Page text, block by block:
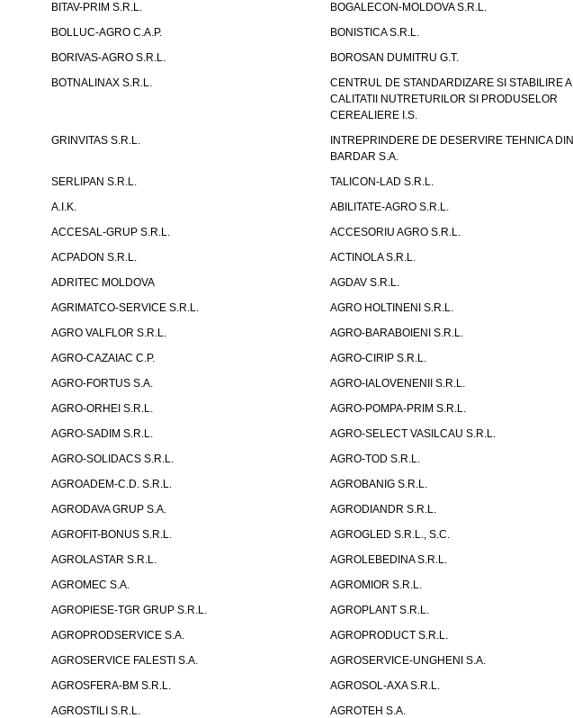
BITAV-PRIM S.R.L.
BOGALECON-MOLDOVA S.R.L.
BOLLUC-AGRO C.A.P.
BONISTICA S.R.L.
BORIVAS-AGRO S.R.L.
BOROSAN DUMITRU G.T.
BOTNALINAX S.R.L.
CENTRUL DE STANDARDIZARE SI STABILIRE A
CALITATII NUTRETURILOR SI PRODUSELOR
CEREALIERE I.S.
GRINVITAS S.R.L.
INTREPRINDERE DE DESERVIRE TEHNICA DIN
BARDAR S.A.
SERLIPAN S.R.L. TALICON-LAD S.R.L.
A.I.K.
ABILITATE-AGRO S.R.L.
ACCESAL-GRUP S.R.L.
ACCESORIU AGRO S.R.L.
ACPADON S.R.L.
ACTINOLA S.R.L.
ADRITEC MOLDOVA
AGDAV S.R.L.
AGRIMATCO-SERVICE S.R.L.
AGRO HOLTINENI S.R.L.
AGRO VALFLOR S.R.L.
AGRO-BARABOIENI S.R.L.
AGRO-CAZAIAC C.P.
AGRO-CIRIP S.R.L.
AGRO-FORTUS S.A.
AGRO-IALOVENENII S.R.L.
AGRO-ORHEI S.R.L.
AGRO-POMPA-PRIM S.R.L.
AGRO-SADIM S.R.L.
AGRO-SELECT VASILCAU S.R.L.
AGRO-SOLIDACS S.R.L.
AGRO-TOD S.R.L.
AGROADEM-C.D. S.R.L.
AGROBANIG S.R.L.
AGRODAVA GRUP S.A.
AGRODIANDR S.R.L.
AGROFIT-BONUS S.R.L.
AGROGLED S.R.L., S.C.
AGROLASTAR S.R.L.
AGROLEBEDINA S.R.L.
AGROMEC S.A.
AGROMIOR S.R.L.
AGROPIESE-TGR GRUP S.R.L.
AGROPLANT S.R.L.
AGROPRODSERVICE S.A.
AGROPRODUCT S.R.L.
AGROSERVICE FALESTI S.A.
AGROSERVICE-UNGHENI S.A.
AGROSFERA-BM S.R.L.
AGROSOL-AXA S.R.L.
AGROSTILI S.R.L.
AGROTEH S.A.